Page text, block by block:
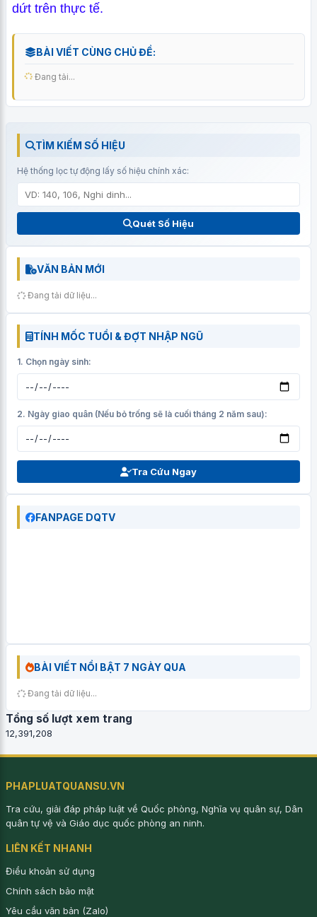
dứt trên thực tế.
BÀI VIẾT CÙNG CHỦ ĐỀ:
Đang tải...
TÌM KIẾM SỐ HIỆU
Hệ thống lọc tự động lấy số hiệu chính xác:
Quét Số Hiệu
VĂN BẢN MỚI
Đang tải dữ liệu...
TÍNH MỐC TUỔI & ĐỢT NHẬP NGŨ
1. Chọn ngày sinh:
2. Ngày giao quân (Nếu bỏ trống sẽ là cuối tháng 2 năm sau):
Tra Cứu Ngay
FANPAGE DQTV
BÀI VIẾT NỔI BẬT 7 NGÀY QUA
Đang tải dữ liệu...
Tổng số lượt xem trang
12,391,208
PHAPLUATQUANSU.VN
Tra cứu, giải đáp pháp luật về Quốc phòng, Nghĩa vụ quân sự, Dân
quân tự vệ và Giáo dục quốc phòng an ninh.
LIÊN KẾT NHANH
Điều khoản sử dụng
Chính sách bảo mật
Yêu cầu văn bản (Zalo)